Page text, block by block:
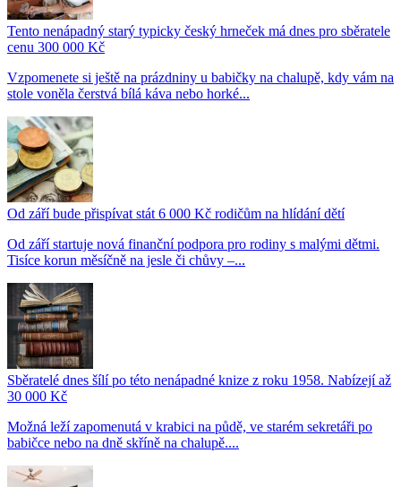
Tento nenápadný starý typicky český hrneček má dnes pro sběratele
cenu 300 000 Kč
Vzpomenete si ještě na prázdniny u babičky na chalupě, kdy vám na
stole voněla čerstvá bílá káva nebo horké...
Od září bude přispívat stát 6 000 Kč rodičům na hlídání dětí
Od září startuje nová finanční podpora pro rodiny s malými dětmi.
Tisíce korun měsíčně na jesle či chůvy –...
Sběratelé dnes šílí po této nenápadné knize z roku 1958. Nabízejí až
30 000 Kč
Možná leží zapomenutá v krabici na půdě, ve starém sekretáři po
babičce nebo na dně skříně na chalupě....